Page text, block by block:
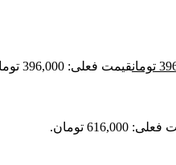
تومانقیمت فعلی: 396,000 تومان.
616,000 تومان.